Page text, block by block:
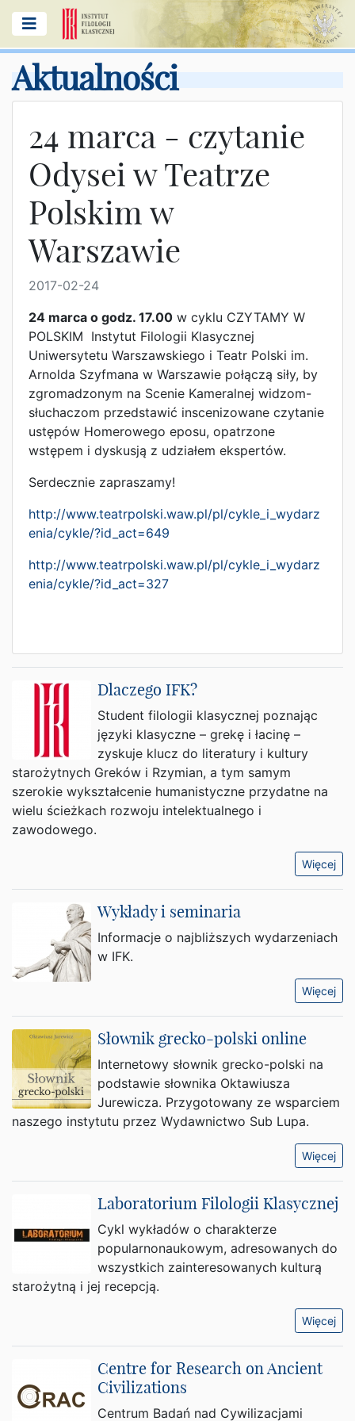
Aktualności
24 marca - czytanie
Odysei w Teatrze
Polskim w
Warszawie
2017-02-24
24 marca o godz. 17.00 w cyklu CZYTAMY W
POLSKIM Instytut Filologii Klasycznej
Uniwersytetu Warszawskiego i Teatr Polski im.
Arnolda Szyfmana w Warszawie połączą siły, by
zgromadzonym na Scenie Kameralnej widzom-
słuchaczom przedstawić inscenizowane czytanie
ustępów Homerowego eposu, opatrzone
wstępem i dyskusją z udziałem ekspertów.
Serdecznie zapraszamy!
http://www.teatrpolski.waw.pl/pl/cykle_i_wydarz
enia/cykle/?id_act=649
http://www.teatrpolski.waw.pl/pl/cykle_i_wydarz
enia/cykle/?id_act=327
Dlaczego IFK?
Student filologii klasycznej poznając
języki klasyczne – grekę i łacinę –
zyskuje klucz do literatury i kultury
starożytnych Greków i Rzymian, a tym samym
szerokie wykształcenie humanistyczne przydatne na
wielu ścieżkach rozwoju intelektualnego i
zawodowego.
Więcej
Wykłady i seminaria
Informacje o najbliższych wydarzeniach
w IFK.
Więcej
Słownik grecko-polski online
Internetowy słownik grecko-polski na
podstawie słownika Oktawiusza
Jurewicza. Przygotowany ze wsparciem
naszego instytutu przez Wydawnictwo Sub Lupa.
Więcej
Laboratorium Filologii Klasycznej
Cykl wykładów o charakterze
popularnonaukowym, adresowanych do
wszystkich zainteresowanych kulturą
starożytną i jej recepcją.
Więcej
Centre for Research on Ancient
Civilizations
Centrum Badań nad Cywilizacjami